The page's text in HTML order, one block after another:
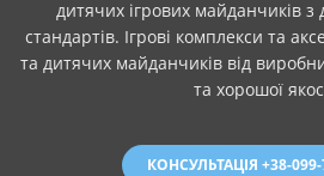
дитячих ігрових майданчиків
стандартів. Ігрові комплекси та
та дитячих майданчиків від
та хорошої
КОНСУЛЬТАЦІЯ +38-099-